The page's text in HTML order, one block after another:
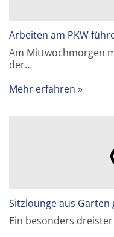
Arbeiten am PKW
Am Mittwochmorgen
der…
Mehr erfahren
Sitzlounge aus Garten
Ein besonders